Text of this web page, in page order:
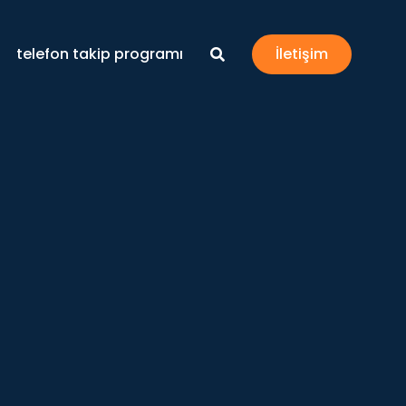
telefon takip programı İletişim